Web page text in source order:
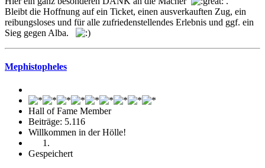
Bleibt die Hoffnung auf ein Ticket, einen ausverkauften Zug, ein
reibungsloses und für alle zufriedenstellendes Erlebnis und ggf. ein
Sieg gegen Alba.
Mephistopheles
Hall of Fame Member
Beiträge: 5.116
Willkommen in der Hölle!
Gespeichert